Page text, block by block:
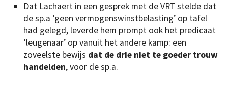
Dat Lachaert in een gesprek met de VRT stelde dat
de sp.a ‘geen vermogenswinstbelasting’ op tafel
had gelegd, leverde hem prompt ook het predicaat
‘leugenaar’ op vanuit het andere kamp: een
zoveelste bewijs dat de drie niet te goeder trouw
handelden, voor de sp.a.